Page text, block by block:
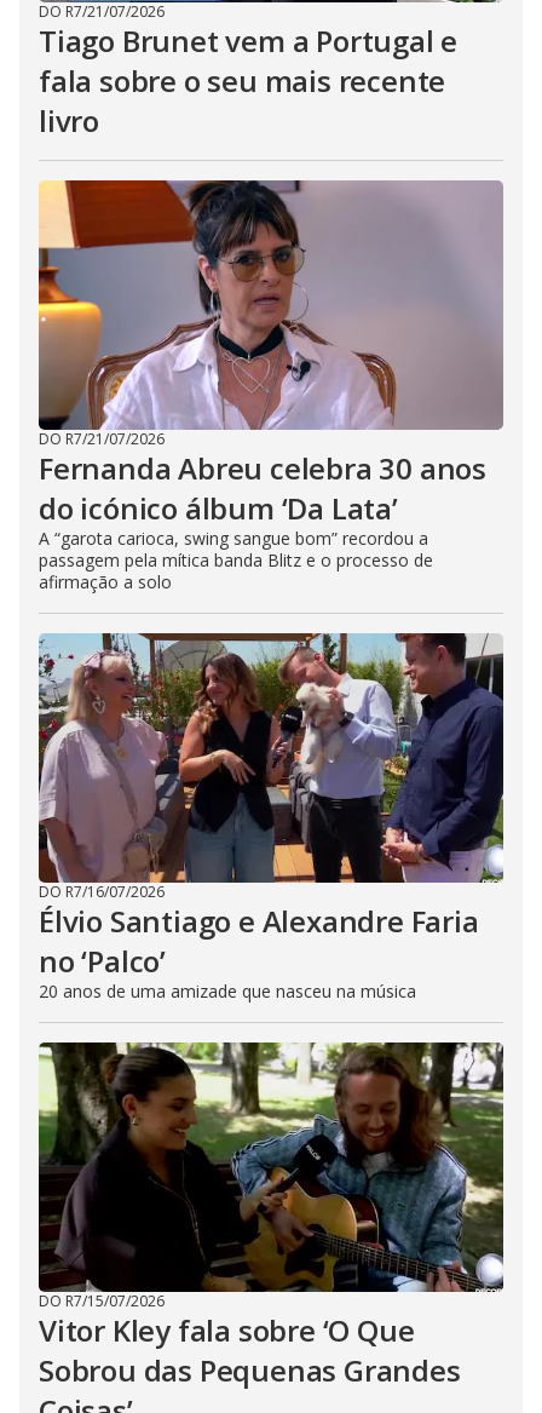
DO R7/21/07/2026
Tiago Brunet vem a Portugal e
fala sobre o seu mais recente
livro
DO R7/21/07/2026
Fernanda Abreu celebra 30 anos
do icónico álbum ‘Da Lata’
A “garota carioca, swing sangue bom” recordou a
passagem pela mítica banda Blitz e o processo de
afirmação a solo
DO R7/16/07/2026
Élvio Santiago e Alexandre Faria
no ‘Palco’
20 anos de uma amizade que nasceu na música
DO R7/15/07/2026
Vitor Kley fala sobre ‘O Que
Sobrou das Pequenas Grandes